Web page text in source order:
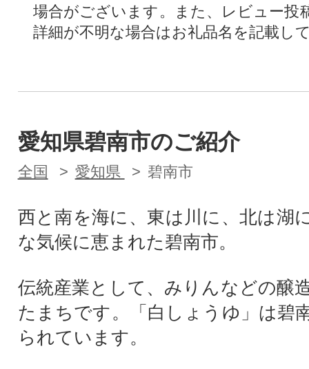
場合がございます。また、レビュー投
詳細が不明な場合はお礼品名を記載し
愛知県碧南市のご紹介
全国 愛知県 碧南市
西と南を海に、東は川に、北は湖
な気候に恵まれた碧南市。
伝統産業として、みりんなどの醸
たまちです。「白しょうゆ」は碧
られています。